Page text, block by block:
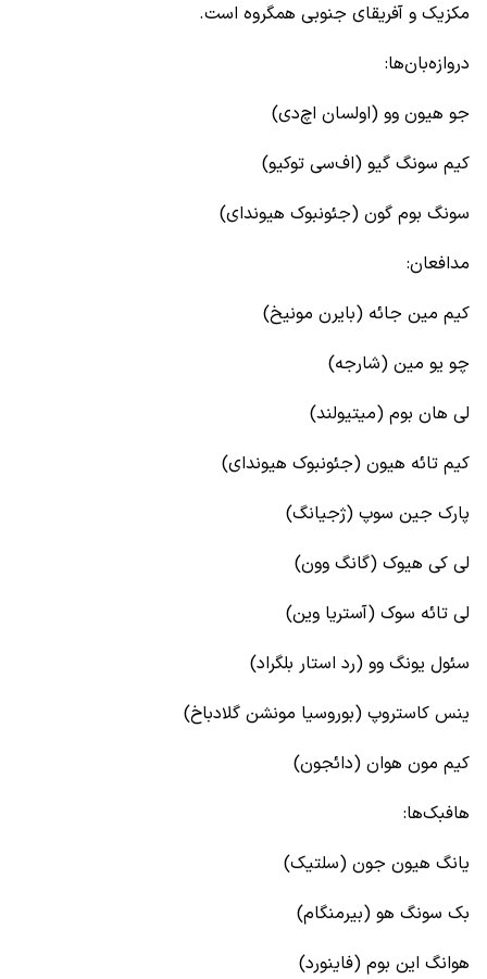
مکزیک و آفریقای جنوبی همگروه است.
دروازه‌بان‌ها:
جو هیون وو (اولسان اچ‌دی)
کیم سونگ گیو (اف‌سی توکیو)
سونگ بوم گون (جئونبوک هیوندای)
مدافعان:
کیم مین جائه (بایرن مونیخ)
چو یو مین (شارجه)
لی هان بوم (میتیولند)
کیم تائه هیون (جئونبوک هیوندای)
پارک جین سوپ (ژجیانگ)
لی کی هیوک (گانگ وون)
لی تائه سوک (آستریا وین)
سئول یونگ وو (رد استار بلگراد)
ینس کاستروپ (بوروسیا مونشن گلادباخ)
کیم مون هوان (دائجون)
هافبک‌ها:
یانگ هیون جون (سلتیک)
بک سونگ هو (بیرمنگام)
هوانگ این بوم (فاینورد)